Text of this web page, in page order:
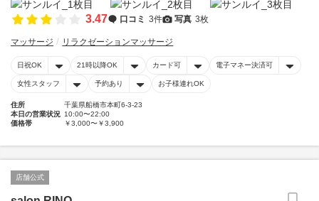
3.47 口コミ 3件 写真 3枚
マッサージ リラクゼーションマッサージ
日祝OK 21時以降OK カード可 電子マネー決済可
女性スタッフ 予約あり お子様連れOK
住所
千葉県船橋市本町6-3-23
本日の営業状況 10:00〜22:00
価格帯
￥3,000〜￥3,900
店舗公式